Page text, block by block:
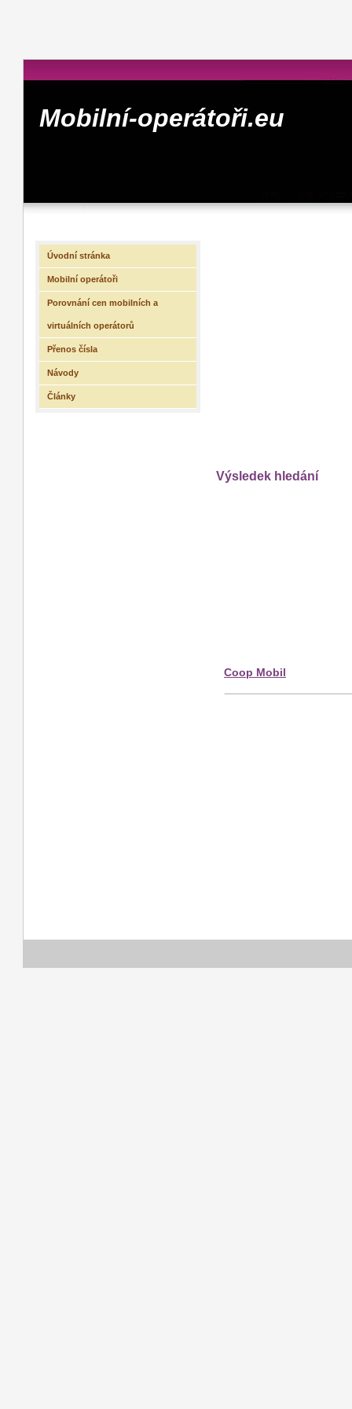
Mobilní-operátoři.eu
Výsledek hledání
Coop Mobil
Úvodní stránka
Mobilní operátoři
Porovnání cen mobilních a
virtuálních operátorů
Přenos čísla
Návody
Články